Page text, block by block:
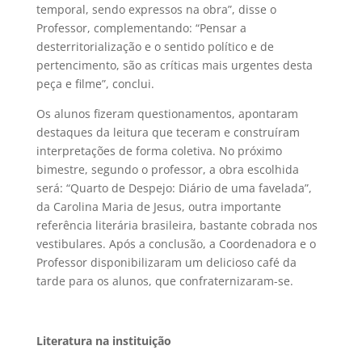
temporal, sendo expressos na obra”, disse o
Professor, complementando: “Pensar a
desterritorialização e o sentido político e de
pertencimento, são as críticas mais urgentes desta
peça e filme”, conclui.
Os alunos fizeram questionamentos, apontaram
destaques da leitura que teceram e construíram
interpretações de forma coletiva. No próximo
bimestre, segundo o professor, a obra escolhida
será: “Quarto de Despejo: Diário de uma favelada”,
da Carolina Maria de Jesus, outra importante
referência literária brasileira, bastante cobrada nos
vestibulares. Após a conclusão, a Coordenadora e o
Professor disponibilizaram um delicioso café da
tarde para os alunos, que confraternizaram-se.
Literatura na instituição